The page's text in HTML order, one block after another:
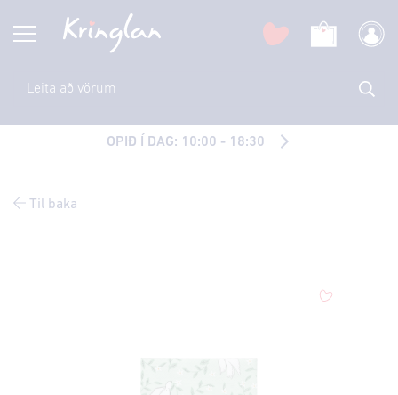
OPIÐ Í DAG: 10:00 - 18:30
Til baka